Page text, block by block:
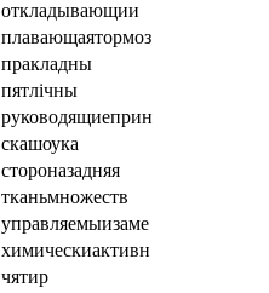
откладывающии
плавающаятормоз
пракладны
пятлічны
руководящиеприн
скашоука
стороназадняя
тканьмножеств
управляемыизаме
химическиактивн
чятир